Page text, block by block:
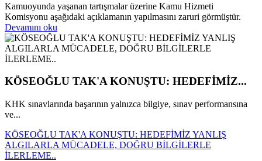
Kamuoyunda yaşanan tartışmalar üzerine Kamu Hizmeti
Komisyonu aşağıdaki açıklamanın yapılmasını zaruri görmüştür.
Devamını oku
KÖSEOĞLU TAK'A KONUŞTU: HEDEFİMİZ...
KHK sınavlarında başarının yalnızca bilgiye, sınav performansına
ve...
KÖSEOĞLU TAK'A KONUŞTU: HEDEFİMİZ YANLIŞ
ALGILARLA MÜCADELE, DOĞRU BİLGİLERLE
İLERLEME..